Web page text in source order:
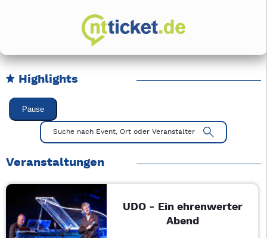
Highlights
Karussell Veranstaltungen überspringen
Pause
Mit Tab zu den Steuerelementen wechseln. Mit Pfeiltasten
Suche nach Event, Ort oder Veranstalter
Veranstaltungen
UDO - Ein ehrenwerter
Abend